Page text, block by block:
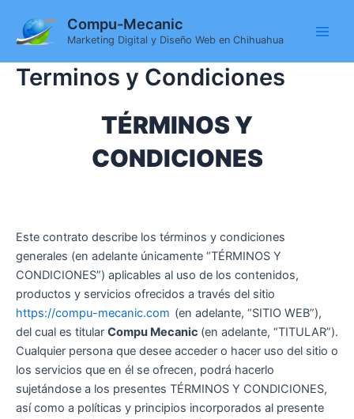
contenido
Compu-Mecanic
Marketing Digital y Diseño Web en Chihuahua
Terminos y Condiciones
TÉRMINOS Y
CONDICIONES
Este contrato describe los términos y condiciones
generales (en adelante únicamente “TÉRMINOS Y
CONDICIONES”) aplicables al uso de los contenidos,
productos y servicios ofrecidos a través del sitio
https://compu-mecanic.com (en adelante, “SITIO WEB”),
del cual es titular Compu Mecanic (en adelante, “TITULAR”).
Cualquier persona que desee acceder o hacer uso del sitio o
los servicios que en él se ofrecen, podrá hacerlo
sujetándose a los presentes TÉRMINOS Y CONDICIONES,
así como a políticas y principios incorporados al presente